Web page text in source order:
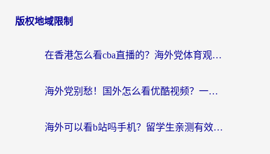
导
版权地域限制
在香港怎么看cba直播的？海外党体育观赛终极指南：告别版权限制，畅享中文解说
海外党别愁！国外怎么看优酷视频？一招解决追剧、看直播难题
海外可以看b站吗手机？留学生亲测有效的回国加速指南